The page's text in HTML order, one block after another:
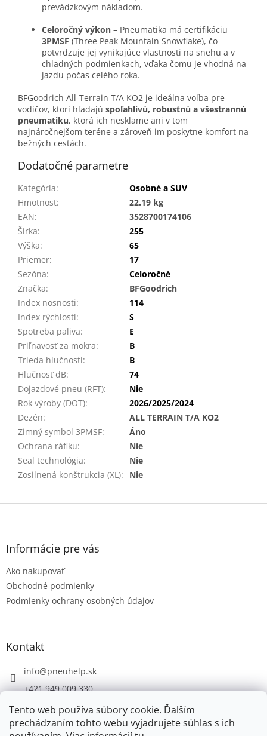
Tento web používa súbory cookie. Ďalším
prechádzaním tohto webu vyjadrujete súhlas s ich
prevádzkovým nákladom.
Celoročný výkon – Pneumatika má certifikáciu
3PMSF (Three Peak Mountain Snowflake), čo
potvrdzuje jej vynikajúce vlastnosti na snehu a v
chladných podmienkach, vďaka čomu je vhodná na
jazdu počas celého roka.
BFGoodrich All-Terrain T/A KO2 je ideálna voľba pre
vodičov, ktorí hľadajú spoľahlivú, robustnú a všestrannú
pneumatiku, ktorá ich nesklame ani v tom
najnáročnejšom teréne a zároveň im poskytne komfort na
bežných cestách.
Dodatočné parametre
Kategória:
Osobné a SUV
Hmotnosť:
22.19 kg
EAN:
3528700174106
Šírka:
255
Výška:
65
Priemer:
17
Sezóna:
Celoročné
Značka:
BFGoodrich
Index nosnosti:
114
Index rýchlosti:
S
Spotreba paliva:
E
Priľnavosť za mokra:
B
Trieda hlučnosti:
B
Hlučnosť dB:
74
Dojazdové pneu (RFT):
Nie
Rok výroby (DOT):
2026/2025/2024
Dezén:
ALL TERRAIN T/A KO2
Zimný symbol 3PMSF:
Áno
Ochrana ráfiku:
Nie
Seal technológia:
Nie
Zosilnená konštrukcia (XL): Nie
Z
Informácie pre vás
Ako nakupovať
Obchodné podmienky
Podmienky ochrany osobných údajov
Kontakt
info@pneuhelp.sk
+421 949 009 330